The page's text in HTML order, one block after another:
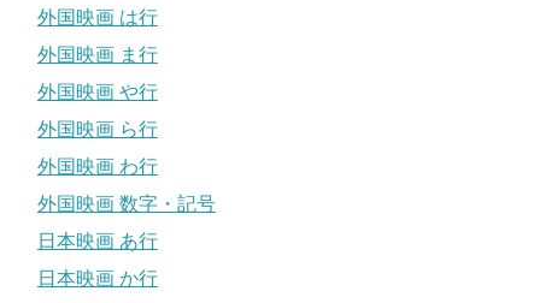
外国映画 は行
外国映画 ま行
外国映画 や行
外国映画 ら行
外国映画 わ行
外国映画 数字・記号
日本映画 あ行
日本映画 か行